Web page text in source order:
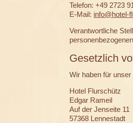
Telefon: +49 2723
E-Mail: info@hotel-
Verantwortliche
Gesetzlich
Wir haben für
Hotel Flurschütz
Edgar Rameil
Auf der Jenseite 11
57368 Lennestadt